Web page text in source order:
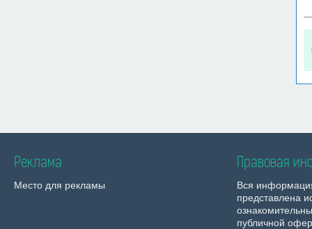
Реклама
Место для рекламы
Правовая
Вся
представлена
публичной